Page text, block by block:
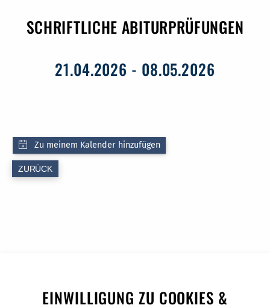
EINWILLIGUNG ZU COOKIES &
SCHRIFTLICHE ABITURPRÜFUNGEN
21.04.2026 - 08.05.2026
ZURÜCK